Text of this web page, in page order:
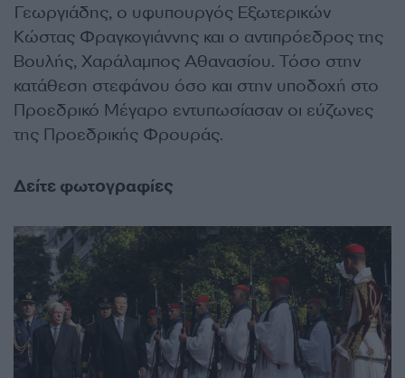
Γεωργιάδης, ο υφυπουργός Εξωτερικών
Κώστας Φραγκογιάννης και ο αντιπρόεδρος της
Βουλής, Χαράλαμπος Αθανασίου. Τόσο στην
κατάθεση στεφάνου όσο και στην υποδοχή στο
Προεδρικό Μέγαρο εντυπωσίασαν οι εύζωνες
της Προεδρικής Φρουράς.
Δείτε φωτογραφίες